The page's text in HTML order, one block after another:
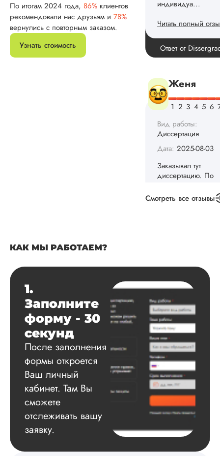
По итогам 2024 года, 86% клиентов
рекомендовали нас друзьям и 78%
вернулись с повторным заказом.
Узнать стоимость
Женя
Вид работы:
Дата:2025-08-03
Заказывал тут
диссертацию. По
срокам и
конечно, для меня
внушительно, но
выхода не
самостоятельно.
Понравилось то,
держал меня в
Данила
Вид работы:
Диссертация
Дата:2025-03-15
Автору огромное
спасибо за
сам подобрал
оформил и провел
подробное
экспериментов,
которые сам же и
провел. Спасибо
Смотреть все отзывы
КАК МЫ РАБОТАЕМ?
1.
Заполните
форму - 30
секунд
После заполнения
формы откроется
Ваш личный
кабинет. Там Вы
сможете
отслеживать вашу
заявку.